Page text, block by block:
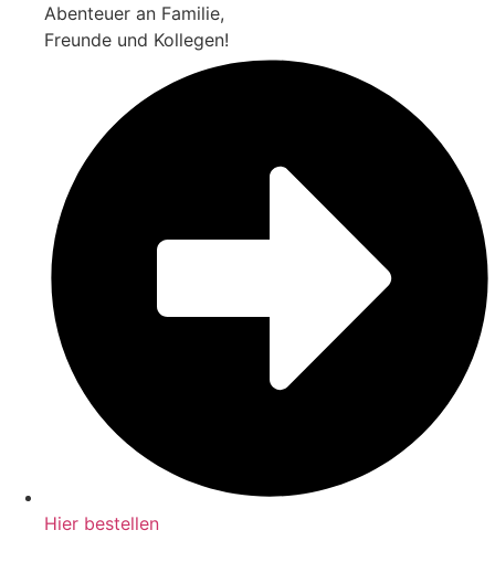
Abenteuer an Familie,
Freunde und Kollegen!
Hier bestellen